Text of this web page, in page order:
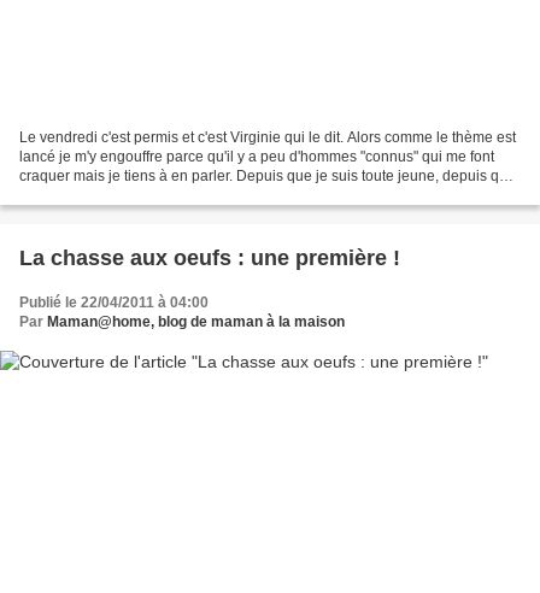
Le vendredi c'est permis et c'est Virginie qui le dit. Alors comme le thème est
lancé je m'y engouffre parce qu'il y a peu d'hommes "connus" qui me font
craquer mais je tiens à en parler. Depuis que je suis toute jeune, depuis que
La chasse aux oeufs : une première !
Publié le 22/04/2011 à 04:00
Par Maman@home, blog de maman à la maison